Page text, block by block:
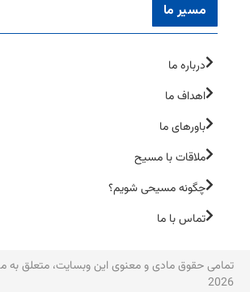
مسیر ما
درباره ما
اهداف ما
باورهای ما
ملاقات با مسیح
چگونه مسیحی شویم؟
تماس با ما
تمامی حقوق مادی و معنوی این وبسایت، متعلق به
2026